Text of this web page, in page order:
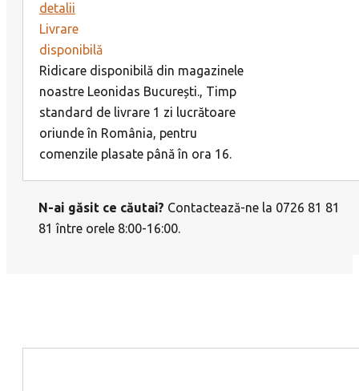
detalii
Livrare
disponibilă
Ridicare disponibilă din magazinele
noastre Leonidas București., Timp
standard de livrare 1 zi lucrătoare
oriunde în România, pentru
comenzile plasate până în ora 16.
N-ai găsit ce căutai? Contactează-ne la 0726 81 81
81 între orele 8:00-16:00.